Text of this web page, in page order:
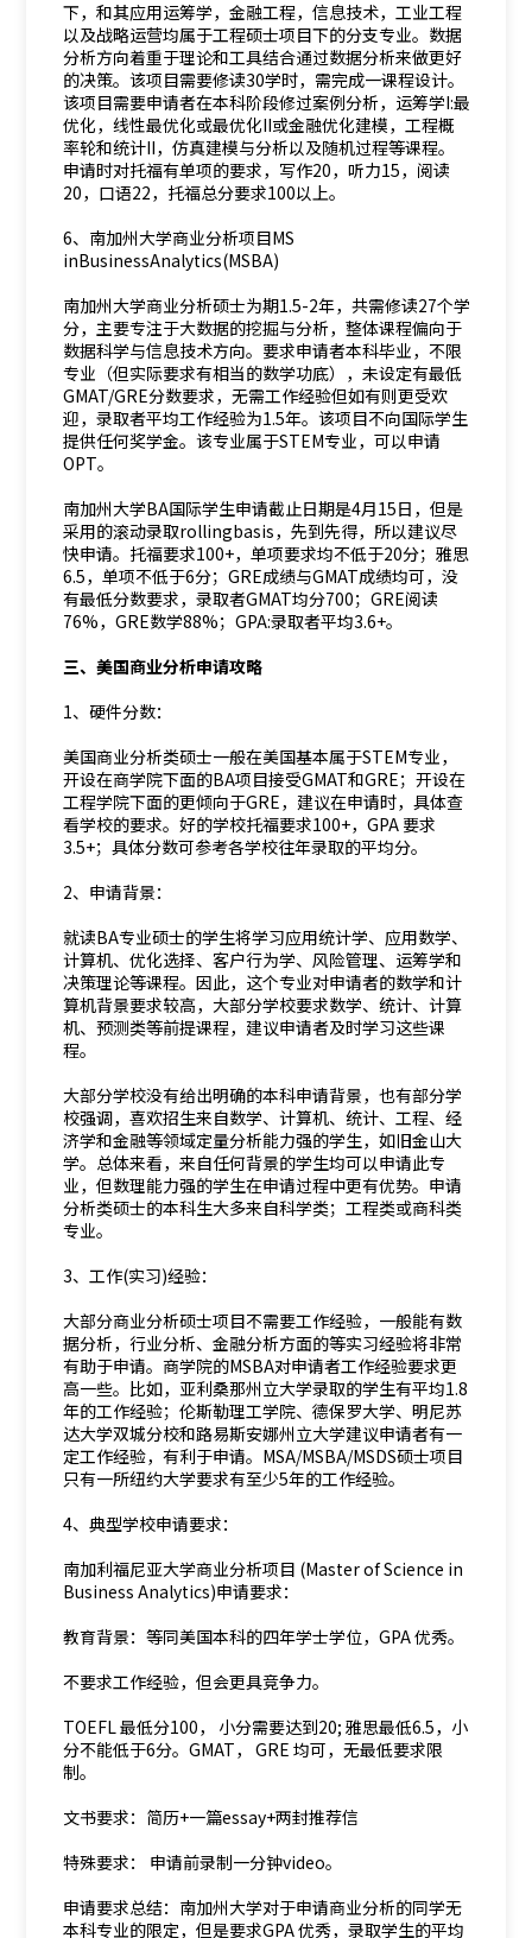
下，和其应用运筹学，金融工程，信息技术，工业工程
以及战略运营均属于工程硕士项目下的分支专业。数据
分析方向着重于理论和工具结合通过数据分析来做更好
的决策。该项目需要修读30学时，需完成一课程设计。
该项目需要申请者在本科阶段修过案例分析，运筹学I:最
优化，线性最优化或最优化II或金融优化建模，工程概
率轮和统计II，仿真建模与分析以及随机过程等课程。
申请时对托福有单项的要求，写作20，听力15，阅读
20，口语22，托福总分要求100以上。
6、南加州大学商业分析项目MS
inBusinessAnalytics(MSBA)
南加州大学商业分析硕士为期1.5-2年，共需修读27个学
分，主要专注于大数据的挖掘与分析，整体课程偏向于
数据科学与信息技术方向。要求申请者本科毕业，不限
专业（但实际要求有相当的数学功底），未设定有最低
GMAT/GRE分数要求，无需工作经验但如有则更受欢
迎，录取者平均工作经验为1.5年。该项目不向国际学生
提供任何奖学金。该专业属于STEM专业，可以申请
OPT。
南加州大学BA国际学生申请截止日期是4月15日，但是
采用的滚动录取rollingbasis，先到先得，所以建议尽
快申请。托福要求100+，单项要求均不低于20分；雅思
6.5，单项不低于6分；GRE成绩与GMAT成绩均可，没
有最低分数要求，录取者GMAT均分700；GRE阅读
76%，GRE数学88%；GPA:录取者平均3.6+。
三、美国商业分析申请攻略
1、硬件分数：
美国商业分析类硕士一般在美国基本属于STEM专业，
开设在商学院下面的BA项目接受GMAT和GRE；开设在
工程学院下面的更倾向于GRE，建议在申请时，具体查
看学校的要求。好的学校托福要求100+，GPA 要求
3.5+；具体分数可参考各学校往年录取的平均分。
2、申请背景：
就读BA专业硕士的学生将学习应用统计学、应用数学、
计算机、优化选择、客户行为学、风险管理、运筹学和
决策理论等课程。因此，这个专业对申请者的数学和计
算机背景要求较高，大部分学校要求数学、统计、计算
机、预测类等前提课程，建议申请者及时学习这些课
程。
大部分学校没有给出明确的本科申请背景，也有部分学
校强调，喜欢招生来自数学、计算机、统计、工程、经
济学和金融等领域定量分析能力强的学生，如旧金山大
学。总体来看，来自任何背景的学生均可以申请此专
业，但数理能力强的学生在申请过程中更有优势。申请
分析类硕士的本科生大多来自科学类；工程类或商科类
专业。
3、工作(实习)经验：
大部分商业分析硕士项目不需要工作经验，一般能有数
据分析，行业分析、金融分析方面的等实习经验将非常
有助于申请。商学院的MSBA对申请者工作经验要求更
高一些。比如，亚利桑那州立大学录取的学生有平均1.8
年的工作经验；伦斯勒理工学院、德保罗大学、明尼苏
达大学双城分校和路易斯安娜州立大学建议申请者有一
定工作经验，有利于申请。MSA/MSBA/MSDS硕士项目
只有一所纽约大学要求有至少5年的工作经验。
4、典型学校申请要求：
南加利福尼亚大学商业分析项目 (Master of Science in
Business Analytics)申请要求：
教育背景：等同美国本科的四年学士学位，GPA 优秀。
不要求工作经验，但会更具竞争力。
TOEFL 最低分100， 小分需要达到20; 雅思最低6.5，小
分不能低于6分。GMAT， GRE 均可，无最低要求限
制。
文书要求：简历+一篇essay+两封推荐信
特殊要求： 申请前录制一分钟video。
申请要求总结：南加州大学对于申请商业分析的同学无
本科专业的限定，但是要求GPA 优秀，录取学生的平均